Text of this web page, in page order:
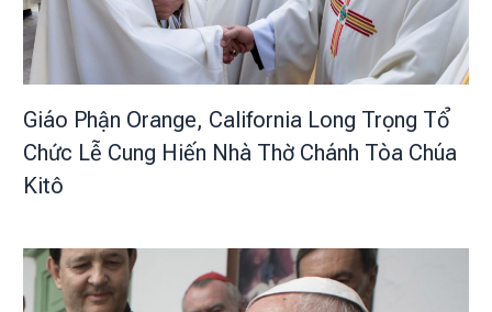
Giáo Phận Orange, California Long Trọng Tổ
Chức Lễ Cung Hiến Nhà Thờ Chánh Tòa Chúa
Kitô